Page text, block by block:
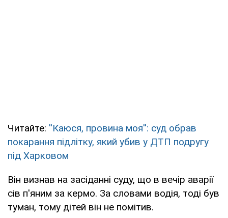
Читайте: ''Каюся, провина моя'': суд обрав
покарання підлітку, який убив у ДТП подругу
під Харковом
Він визнав на засіданні суду, що в вечір аварії
сів п'яним за кермо. За словами водія, тоді був
туман, тому дітей він не помітив.